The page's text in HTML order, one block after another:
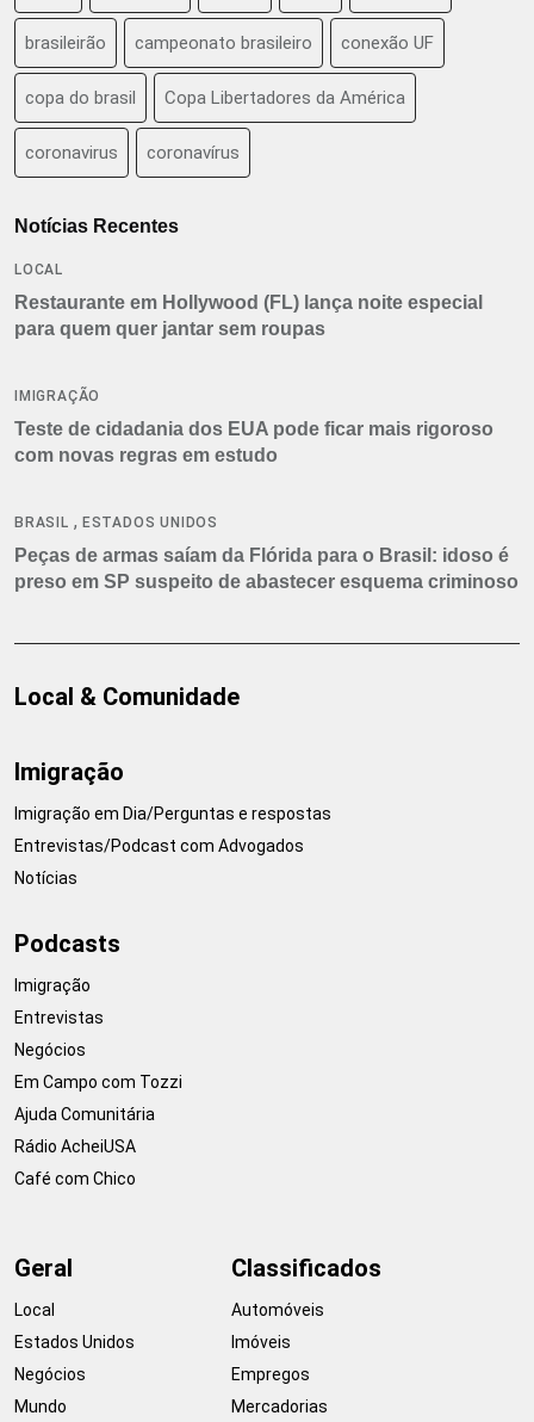
brasileirão campeonato brasileiro conexão UF
copa do brasil Copa Libertadores da América
coronavirus coronavírus
Notícias Recentes
LOCAL
Restaurante em Hollywood (FL) lança noite especial
para quem quer jantar sem roupas
IMIGRAÇÃO
Teste de cidadania dos EUA pode ficar mais rigoroso
com novas regras em estudo
BRASIL , ESTADOS UNIDOS
Peças de armas saíam da Flórida para o Brasil: idoso é
preso em SP suspeito de abastecer esquema criminoso
Local & Comunidade
Imigração
Imigração em Dia/Perguntas e respostas
Entrevistas/Podcast com Advogados
Notícias
Podcasts
Imigração
Entrevistas
Negócios
Em Campo com Tozzi
Ajuda Comunitária
Rádio AcheiUSA
Café com Chico
Geral
Local
Estados Unidos
Negócios
Mundo
Classificados
Automóveis
Imóveis
Empregos
Mercadorias